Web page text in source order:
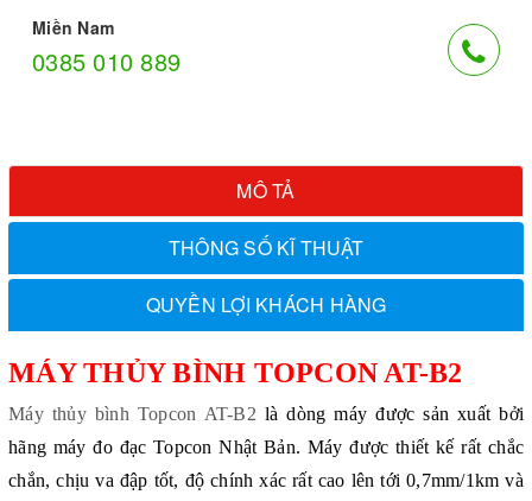
Miền Nam
0385 010 889
MÔ TẢ
THÔNG SỐ KĨ THUẬT
QUYỀN LỢI KHÁCH HÀNG
MÁY THỦY BÌNH TOPCON AT-B2
Máy thủy bình Topcon AT-B2 là dòng máy được sản xuất bởi
hãng máy đo đạc Topcon Nhật Bản. Máy được thiết kế rất chắc
chắn, chịu va đập tốt, độ chính xác rất cao lên tới 0,7mm/1km và